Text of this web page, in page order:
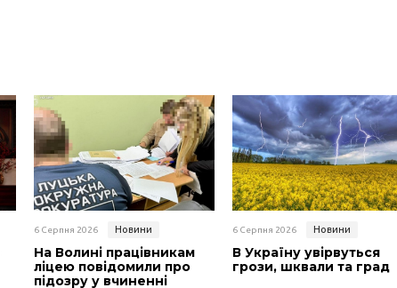
6 Серпня 2026 Новини
На Волині працівникам
ліцею повідомили про
підозру у вчиненні
6 Серпня 2026 Новини
В Україну увірвуться
грози, шквали та град